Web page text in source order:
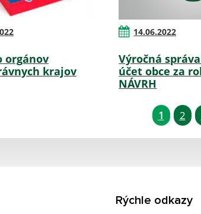
orgánov
krajov
14.06.2022
Výročná
účet obce za
NÁVRH
1 2
Rýchle odkazy